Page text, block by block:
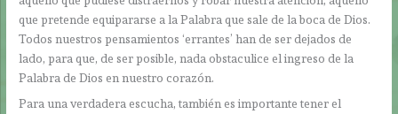
que pretende equipararse a la Palabra que sale de la boca de Dios.
Todos nuestros pensamientos ‘errantes’ han de ser dejados de
lado, para que, de ser posible, nada obstaculice el ingreso de la
Palabra de Dios en nuestro corazón.
Para una verdadera escucha, también es importante tener el